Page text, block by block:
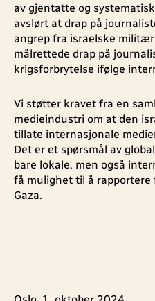
av gjentatte og
avslørt at drap på
angrep fra israelske
målrettede drap på
krigsforbrytelse ifølge
Vi støtter kravet fra en
medieindustri om at den
tillate internasjonale
Det er et spørsmål av
bare lokale, men også
få mulighet til å rapportere
Gaza.